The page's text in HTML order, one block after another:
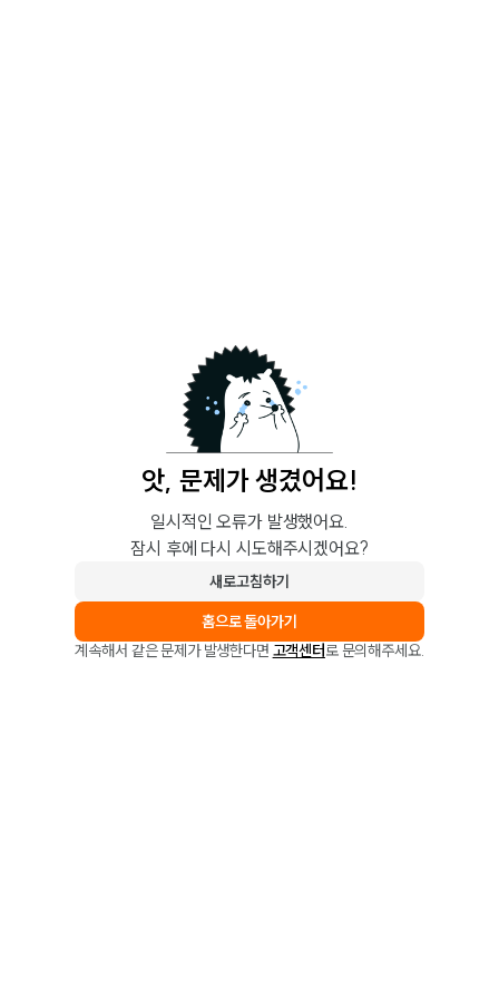
앗, 문제가 생겼어요!
일시적인 오류가 발생했어요.
잠시 후에 다시 시도해주시겠어요?
새로고침하기
홈으로 돌아가기
계속해서 같은 문제가 발생한다면 고객센터로 문의해주세요.